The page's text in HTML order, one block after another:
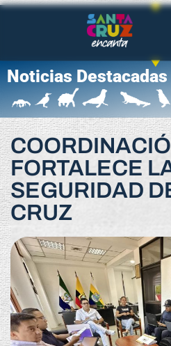
Noticias Destacadas
FORTALECE
SEGURIDAD
CRUZ